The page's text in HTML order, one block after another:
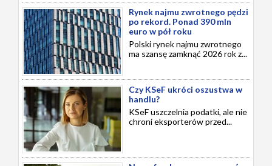
Rynek najmu zwrotnego pędzi
po rekord. Ponad 390 mln
euro w pół roku
Polski rynek najmu zwrotnego
ma szansę zamknąć 2026 rok z...
Czy KSeF ukróci oszustwa w
handlu?
KSeF uszczelnia podatki, ale nie
chroni eksporterów przed...